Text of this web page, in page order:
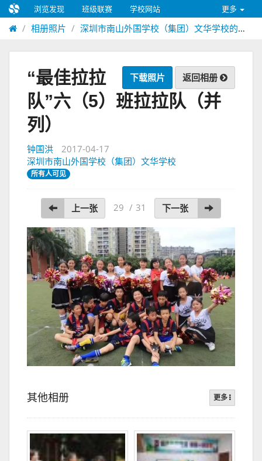
更多
浏览发现 班级联赛 学校网站
相册照片 深圳市南山外国学校（集团）文华学校的相册
下载照片 返回相册
“最佳拉拉
队”六（5）班拉拉队（并
列）
钟国洪
2017-04-17
深圳市南山外国学校（集团）文华学校
所有人可见
上一张 29 / 31 下一张
更多
其他相册